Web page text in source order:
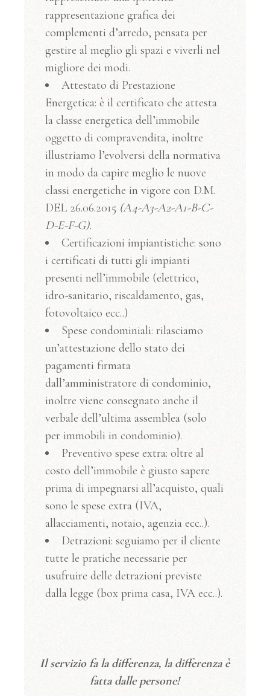
rappresentazione grafica dei
complementi d’arredo, pensata per
gestire al meglio gli spazi e viverli nel
migliore dei modi.
Attestato di Prestazione
Energetica: è il certificato che attesta
la classe energetica dell’immobile
oggetto di compravendita, inoltre
illustriamo l’evolversi della normativa
in modo da capire meglio le nuove
classi energetiche in vigore con D.M.
DEL 26.06.2015 (A4-A3-A2-A1-B-C-
D-E-F-G).
Certificazioni impiantistiche: sono
i certificati di tutti gli impianti
presenti nell’immobile (elettrico,
idro-sanitario, riscaldamento, gas,
fotovoltaico ecc..)
Spese condominiali: rilasciamo
un’attestazione dello stato dei
pagamenti firmata
dall’amministratore di condominio,
inoltre viene consegnato anche il
verbale dell’ultima assemblea (solo
per immobili in condominio).
Preventivo spese extra: oltre al
costo dell’immobile è giusto sapere
prima di impegnarsi all’acquisto, quali
sono le spese extra (IVA,
allacciamenti, notaio, agenzia ecc..).
Detrazioni: seguiamo per il cliente
tutte le pratiche necessarie per
usufruire delle detrazioni previste
dalla legge (box prima casa, IVA ecc..).
Il servizio fa la differenza, la differenza è
fatta dalle persone!